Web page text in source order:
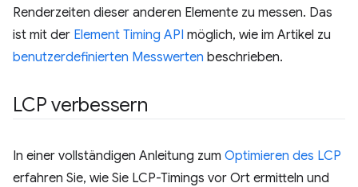
Renderzeiten dieser anderen Elemente zu messen. Das
ist mit der Element Timing API möglich, wie im Artikel zu
benutzerdefinierten Messwerten beschrieben.
LCP verbessern
In einer vollständigen Anleitung zum Optimieren des LCP
erfahren Sie, wie Sie LCP-Timings vor Ort ermitteln und